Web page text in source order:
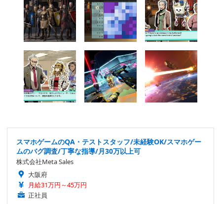
スマホゲームのQA・テストスタッフ/未経験OK/スマホゲー
ムのバグ調査/丁寧な指導/月30万以上可
株式会社Meta Sales
大阪府
月給31万円～45万円
正社員